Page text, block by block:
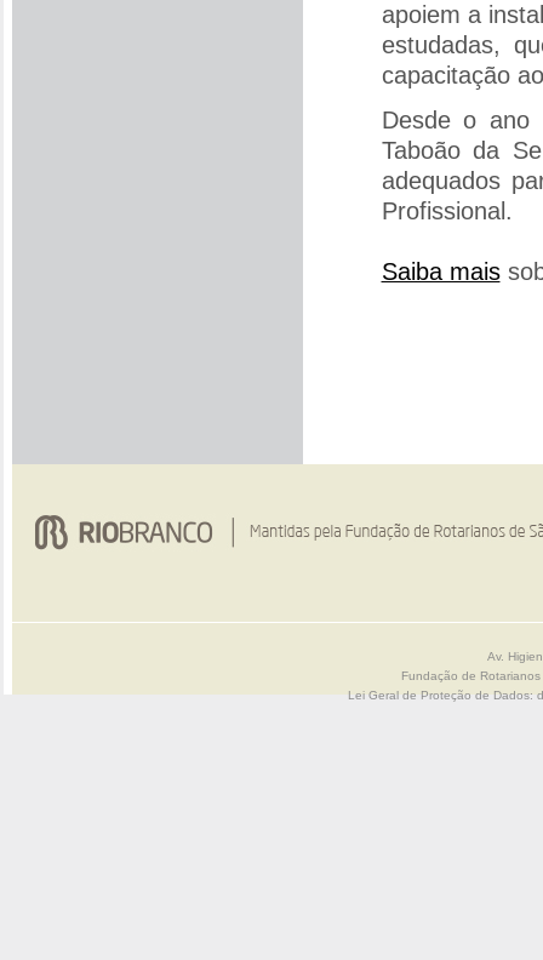
apoiem a
estudadas,
capacitação
Desde o ano
Taboão da
adequados
Profissional.
Saiba mais
Av.
Fundação de
Lei Geral de Proteção de Dados: